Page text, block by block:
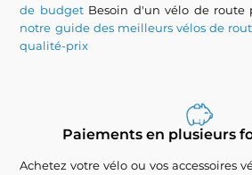
de budgetBesoin d'un vélo de route
notre guide des meilleurs vélos de
qualité-prix
Paiements en plusieurs
Achetez votre vélo ou vos accessoires